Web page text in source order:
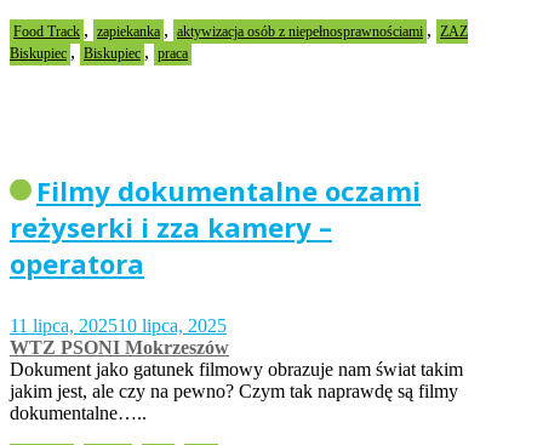
Food Track , zapiekanka , aktywizacja osób z niepełnosprawnościami ,
ZAZ
Biskupiec , Biskupiec , praca
Filmy dokumentalne oczami
reżyserki i zza kamery –
operatora
11 lipca, 202510 lipca, 2025
WTZ PSONI Mokrzeszów
Dokument jako gatunek filmowy obrazuje nam świat takim
jakim jest, ale czy na pewno? Czym tak naprawdę są filmy
dokumentalne…..